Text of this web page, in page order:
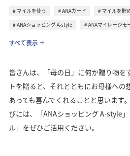
マイルを使う ANAカード
マイルを貯
ANAショッピング A-style
ANAマイレージモ
すべて表示
皆さんは、「母の日」に何か贈り物を
トを贈ると、それとともにお母様への
あっても喜んでくれることと思います
びには、「ANAショッピング A-style
ル」をぜひご活用ください。